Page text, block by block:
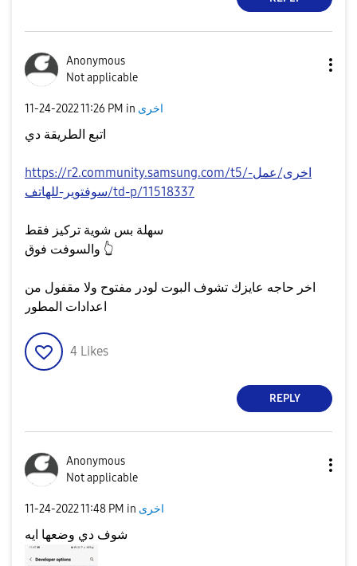
Anonymous
Not applicable
‎11-24-202211:26 PM in اخرى
اتبع الطريقة دي
https://r2.community.samsung.com/t5/اخرى/عمل-
سوفتوير-للهاتف/td-p/11518337
سهلة بس شوية تركيز فقط
👆
اخر حاجه عايزك تشوف البوت لودر مفتوح ولا مقفول من
اعدادات المطور
4 Likes
REPLY
Anonymous
Not applicable
‎11-24-202211:48 PM in اخرى
شوف دي وضعها ايه